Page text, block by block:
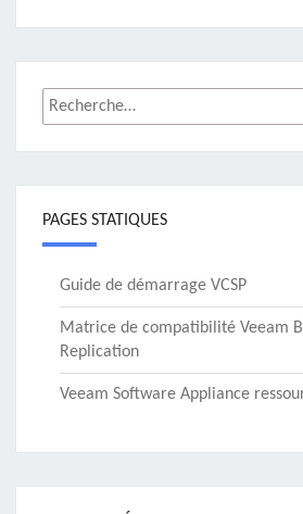
articles
Rechercher :
PAGES STATIQUES
Guide de démarrage VCSP
Matrice de compatibilité Veeam
Replication
Veeam Software Appliance